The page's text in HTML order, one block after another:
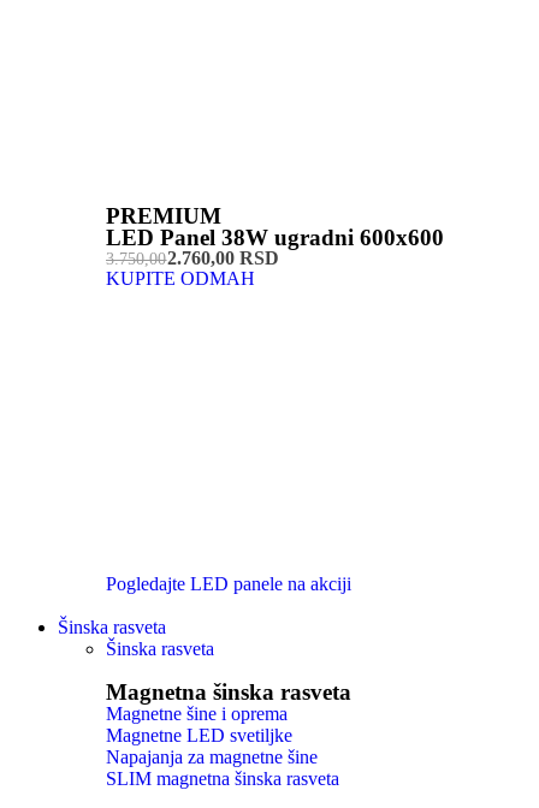
PREMIUM
LED Panel 38W ugradni 600x600
3.750,002.760,00 RSD
KUPITE ODMAH
Pogledajte LED panele na akciji
Šinska rasveta
Šinska rasveta
Magnetna šinska rasveta
Magnetne šine i oprema
Magnetne LED svetiljke
Napajanja za magnetne šine
SLIM magnetna šinska rasveta